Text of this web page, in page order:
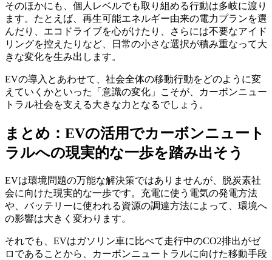
そのほかにも、個人レベルでも取り組める行動は多岐に渡り
ます。たとえば、再生可能エネルギー由来の電力プランを選
んだり、エコドライブを心がけたり、さらには不要なアイド
リングを控えたりなど、日常の小さな選択が積み重なって大
きな変化を生み出します。
EVの導入とあわせて、社会全体の移動行動をどのように変
えていくかといった「意識の変化」こそが、カーボンニュー
トラル社会を支える大きな力となるでしょう。
まとめ：EVの活用でカーボンニュート
ラルへの現実的な一歩を踏み出そう
EVは環境問題の万能な解決策ではありませんが、脱炭素社
会に向けた現実的な一歩です。充電に使う電気の発電方法
や、バッテリーに使われる資源の調達方法によって、環境へ
の影響は大きく変わります。
それでも、EVはガソリン車に比べて走行中のCO2排出がゼ
ロであることから、カーボンニュートラルに向けた移動手段